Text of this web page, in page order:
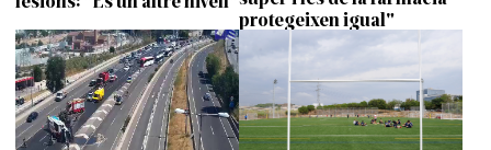
protegeixen igual"